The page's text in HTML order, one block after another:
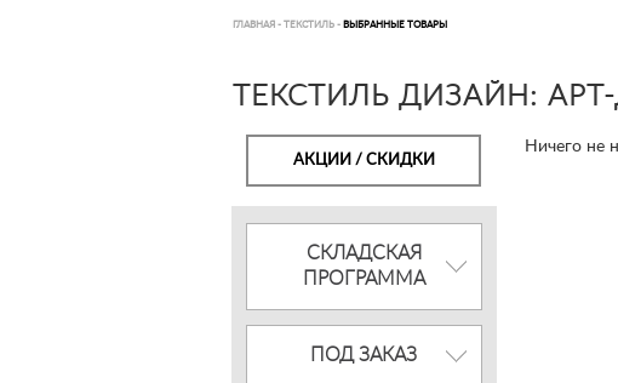
ГЛАВНАЯ - ТЕКСТИЛЬ - ВЫБРАННЫЕ ТОВАРЫ
ТЕКСТИЛЬ ДИЗАЙН:
АКЦИИ / СКИДКИ
СКЛАДСКАЯ
ПРОГРАММА
ПОД ЗАКАЗ
Ничего не